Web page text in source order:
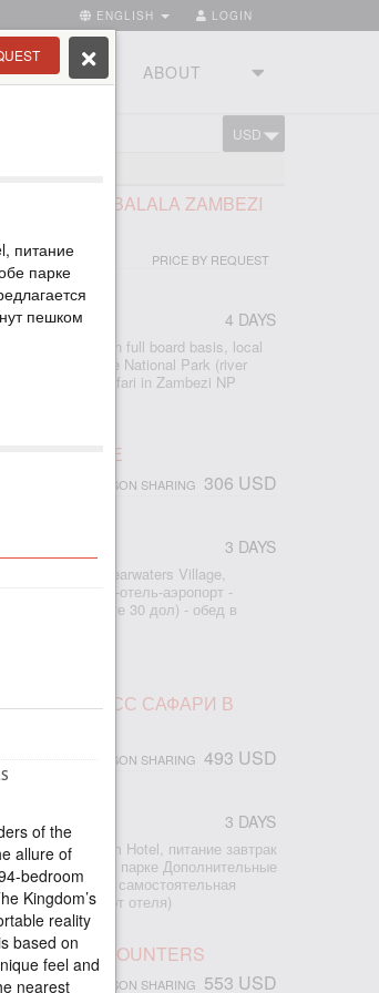
LOGIN
ENGLISH
ABOUT
USD
AT IMBALALA ZAMBEZI
PRICE BY REQUEST
4 DAYS
Lodge on full board basis, local
- Full day Chobe National Park (river
and afternoon safari in Zambezi NP
ЗИМБАБВЕ
PERSON SHARING 306 USD
3 DAYS
в отеле Shearwaters Village,
аэропорт-отель-аэропорт -
оплата на месте 30 дол) - обед в
И ЭКСПРЕСС САФАРИ В
PERSON SHARING 493 USD
3 DAYS
отеле Kingdom Hotel, питание завтрак
- сафари в Чобе парке Дополнительные
предлагается самостоятельная
минут пешком от отеля)
ENCOUNTERS
PERSON SHARING 553 USD
питание
парке
пешком
of the
allure of
bedroom
Kingdom’s
reality
based on
feel and
nearest